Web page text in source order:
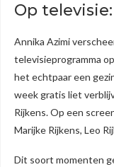
Op
Annika Azimi
televisieprogramma
het echtpaar een
week gratis liet
Rijkens. Op een
Marijke Rijkens, Leo
Dit soort momenten